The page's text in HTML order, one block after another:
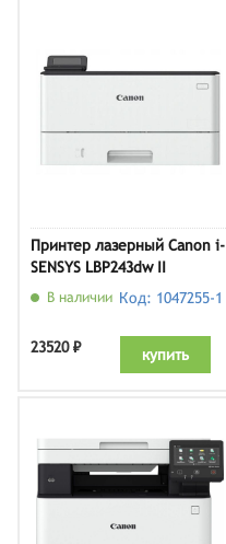
Принтер лазерный Canon i-
SENSYS LBP243dw II
В наличии Код: 1047255-1
23520 ₽ купить